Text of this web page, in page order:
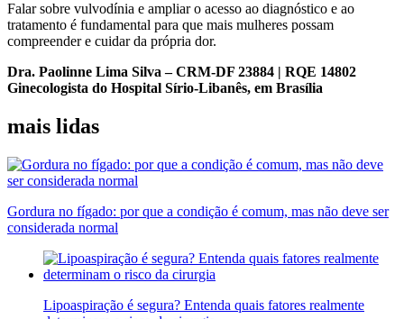
Falar sobre vulvodínia e ampliar o acesso ao diagnóstico e ao
tratamento é fundamental para que mais mulheres possam
compreender e cuidar da própria dor.
Dra. Paolinne Lima Silva – CRM-DF 23884 | RQE 14802
Ginecologista do Hospital Sírio-Libanês, em Brasília
mais lidas
Gordura no fígado: por que a condição é comum, mas não deve ser
considerada normal
Lipoaspiração é segura? Entenda quais fatores realmente